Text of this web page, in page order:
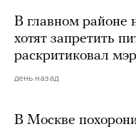
В главном районе
хотят запретить
раскритиковал
день назад
В Москве